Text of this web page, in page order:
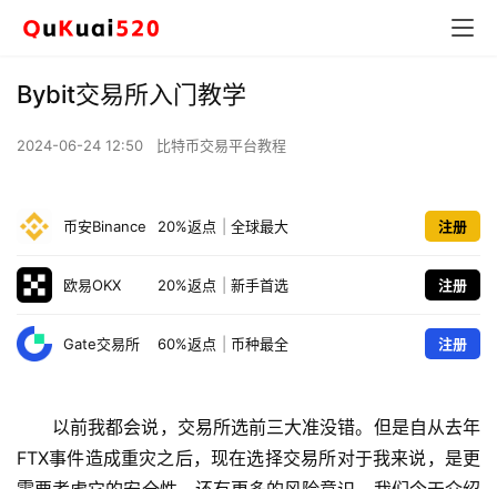
Bybit交易所入门教学
2024-06-24 12:50 比特币交易平台教程
币安Binance 20%返点 全球最大 注册
欧易OKX 20%返点 新手首选 注册
Gate交易所 60%返点 币种最全 注册
以前我都会说，交易所选前三大准没错。但是自从去年
FTX事件造成重灾之后，现在选择交易所对于我来说，是更